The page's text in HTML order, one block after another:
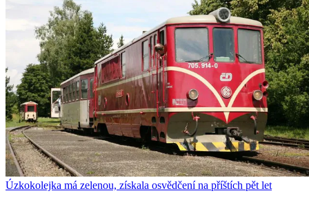
Úzkokolejka má zelenou, získala osvědčení na příštích pět let